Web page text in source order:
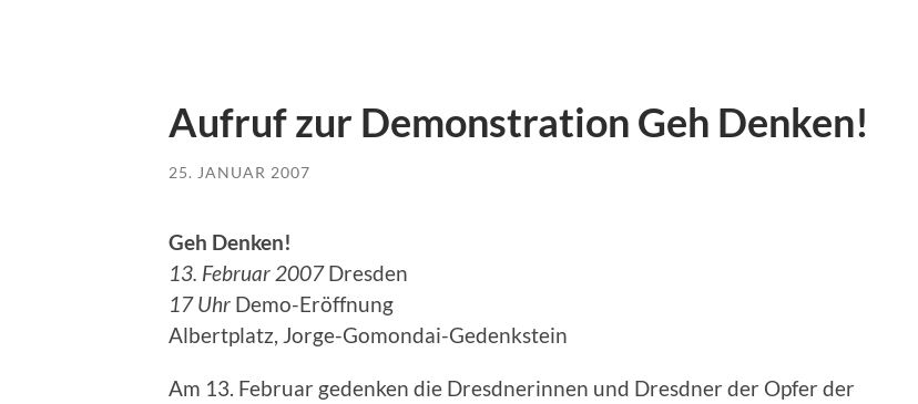
Aufruf zur Demonstration Geh Denken!
25. JANUAR 2007
Geh Denken!
13. Februar 2007Dresden
17 Uhr Demo-Eröffnung
Albertplatz, Jorge-Gomondai-Gedenkstein
Am 13. Februar gedenken die Dresdnerinnen und Dresdner der Opfer der